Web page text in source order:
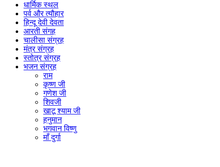
धार्मिक स्थल
पर्व और त्यौहार
हिन्दू देवी देवता
आरती संगह
चालीसा संग्रह
मंत्र संग्रह
स्तोत्र संग्रह
भजन संग्रह
राम
कृष्ण जी
गणेश जी
शिवजी
खाटू श्याम जी
हनुमान
भगवान विष्णु
माँ दुर्गा